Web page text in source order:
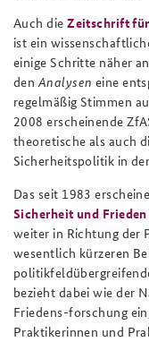
Auch dieZeitschrift
ist ein
einige Schritte näher
denAnalysen eine
regelmäßig Stimmen
2008 erscheinende
theoretische als auch
Sicherheitspolitik in
Das seit 1983
Sicherheit und Frieden
weiter in Richtung der
wesentlich kürzeren
bezieht dabei wie der
Friedens-forschung
Praktikerinnen und